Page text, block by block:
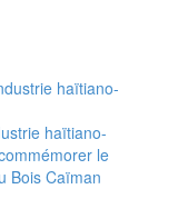
haïtiano-
le
Bois Caïman